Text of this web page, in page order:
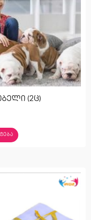
(2ც)